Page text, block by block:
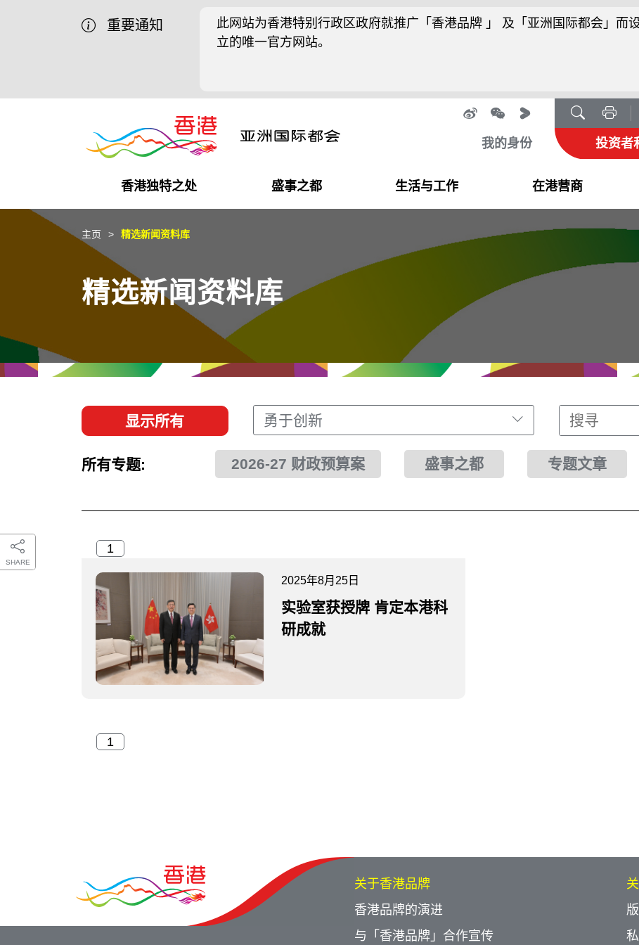
重要通知
此网站为香港特别行政区政府就推广「香港品牌 」 及「亚洲国际都会」而
立的唯一官方网站。
我的身份 投资者
香港独特之处
商业机遇
独特优势
盛事之都
盛事之都
最新活动精选
生活与工作
在港工作
都会生活
在港营商
在港创业
初创企业
推广香港@中国内地
推广香港@中东
推广香港@粤港澳大湾区
最新资讯
媒体资讯
SHARE
主页 精选新闻资料库
精选新闻资料库
显示所有 勇于创新
所有专题: 2026-27 财政预算案 盛事之都 专题文章
2025年8月25日
实验室获授牌 肯定本港科
研成就
关于香港品牌
香港品牌的演进
与「香港品牌」合作宣传